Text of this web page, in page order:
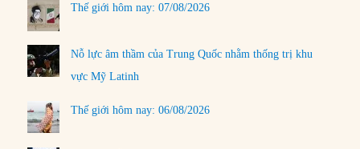
Thế giới hôm nay: 07/08/2026
Nỗ lực âm thầm của Trung Quốc nhằm thống trị khu
vực Mỹ Latinh
Thế giới hôm nay: 06/08/2026